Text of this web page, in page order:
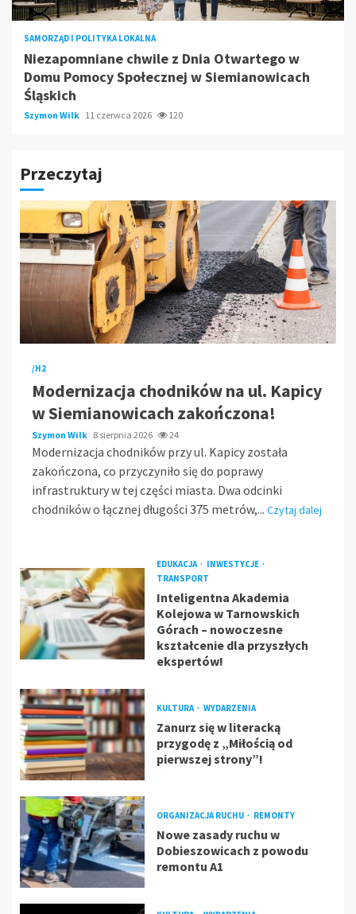
SAMORZĄD I POLITYKA LOKALNA
Niezapomniane chwile z Dnia Otwartego w
Domu Pomocy Społecznej w Siemianowicach
Śląskich
Szymon Wilk 11 czerwca 2026 120
Przeczytaj
/H2
Modernizacja chodników na ul. Kapicy
w Siemianowicach zakończona!
Szymon Wilk 8 sierpnia 2026 24
Modernizacja chodników przy ul. Kapicy została
zakończona, co przyczyniło się do poprawy
infrastruktury w tej części miasta. Dwa odcinki
chodników o łącznej długości 375 metrów,... Czytaj dalej
EDUKACJA
INWESTYCJE
TRANSPORT
Inteligentna Akademia
Kolejowa w Tarnowskich
Górach – nowoczesne
kształcenie dla przyszłych
ekspertów!
KULTURA WYDARZENIA
Zanurz się w literacką
przygodę z „Miłością od
pierwszej strony”!
ORGANIZACJA RUCHU REMONTY
Nowe zasady ruchu w
Dobieszowicach z powodu
remontu A1